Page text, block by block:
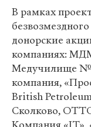
В рамках
донорские
компаниях:
Медучилище №
компания,
Вritish
Сколково,